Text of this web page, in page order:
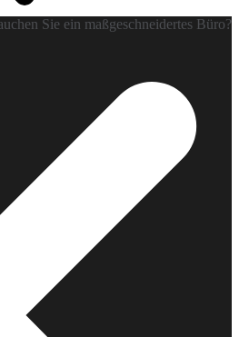
Sie ein maßgeschneidertes Büro?